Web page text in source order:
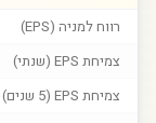
רווח למניה (EPS)
צמיחת EPS (שנתי)
צמיחת EPS (5 שנים)